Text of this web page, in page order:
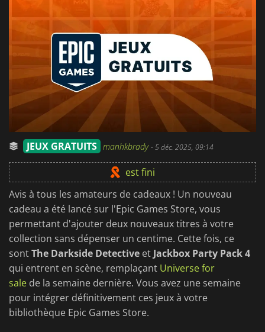
SE CONNECTER OU S'INSCRIRE
JEUX GRATUITS manhkbrady-5 déc. 2025, 09:14
est fini
Avis à tous les amateurs de cadeaux ! Un nouveau
cadeau a été lancé sur l'Epic Games Store, vous
permettant d'ajouter deux nouveaux titres à votre
collection sans dépenser un centime. Cette fois, ce
sontThe Darkside Detective et Jackbox Party Pack 4
qui entrent en scène, remplaçant Universe for
sale de la semaine dernière. Vous avez une semaine
pour intégrer définitivement ces jeux à votre
bibliothèque Epic Games Store.